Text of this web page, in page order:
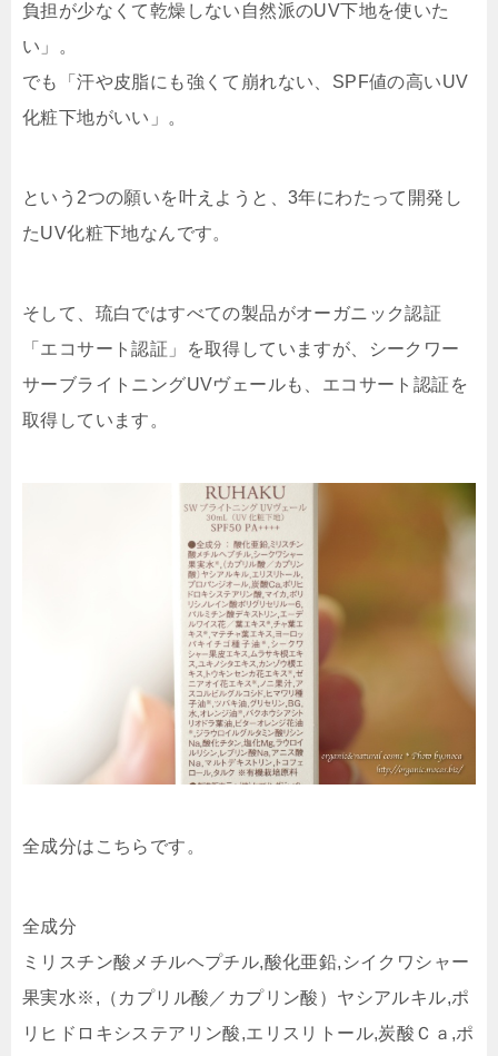
負担が少なくて乾燥しない自然派のUV下地を使いた
い」。
でも「汗や皮脂にも強くて崩れない、SPF値の高いUV
化粧下地がいい」。
という2つの願いを叶えようと、3年にわたって開発し
たUV化粧下地なんです。
そして、琉白ではすべての製品がオーガニック認証
「エコサート認証」を取得していますが、シークワー
サーブライトニングUVヴェールも、エコサート認証を
取得しています。
全成分はこちらです。
全成分
ミリスチン酸メチルヘプチル,酸化亜鉛,シイクワシャー
果実水※,（カプリル酸／カプリン酸）ヤシアルキル,ポ
リヒドロキシステアリン酸,エリスリトール,炭酸Ｃａ,ポ